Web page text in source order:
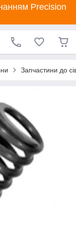
Precision
Запчастини до